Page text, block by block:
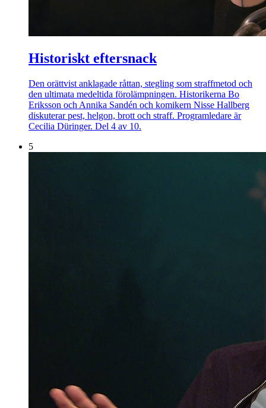
Historiskt eftersnack
Den orättvist anklagade råttan, stegling som straffmetod och
den ultimata medeltida förolämpningen. Historikerna Bo
Eriksson och Annika Sandén och komikern Nisse Hallberg
diskuterar pest, helgon, brott och straff. Programledare är
Cecilia Düringer. Del 4 av 10.
5